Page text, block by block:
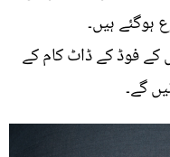
ہوگئے ہیں۔
فوڈ کے ڈاٹ کام کے
گے۔